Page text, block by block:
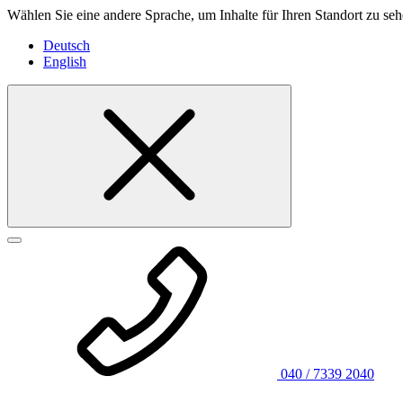
Wählen Sie eine andere Sprache, um Inhalte für Ihren Standort zu
Deutsch
English
040 / 7339 2040